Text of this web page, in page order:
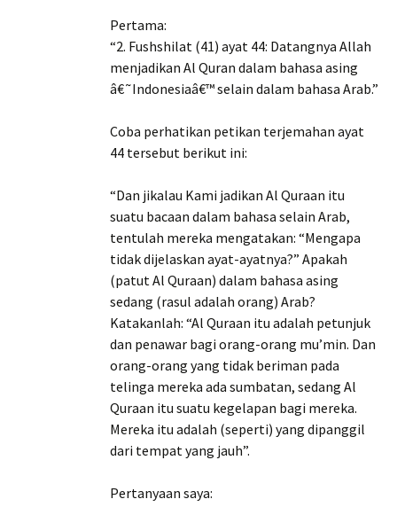
Pertama:
“2. Fushshilat (41) ayat 44: Datangnya Allah
menjadikan Al Quran dalam bahasa asing
â€˜Indonesiaâ€™ selain dalam bahasa Arab.”
Coba perhatikan petikan terjemahan ayat
44 tersebut berikut ini:
“Dan jikalau Kami jadikan Al Quraan itu
suatu bacaan dalam bahasa selain Arab,
tentulah mereka mengatakan: “Mengapa
tidak dijelaskan ayat-ayatnya?” Apakah
(patut Al Quraan) dalam bahasa asing
sedang (rasul adalah orang) Arab?
Katakanlah: “Al Quraan itu adalah petunjuk
dan penawar bagi orang-orang mu’min. Dan
orang-orang yang tidak beriman pada
telinga mereka ada sumbatan, sedang Al
Quraan itu suatu kegelapan bagi mereka.
Mereka itu adalah (seperti) yang dipanggil
dari tempat yang jauh”.
Pertanyaan saya: